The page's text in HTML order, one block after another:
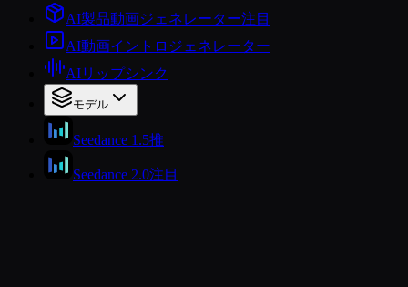
AI製品動画ジェネレーター注目
AI動画イントロジェネレーター
AIリップシンク
モデル
Seedance 1.5推
Seedance 2.0注目